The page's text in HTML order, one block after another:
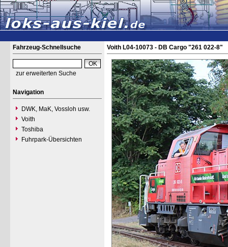
Fahrzeug-Schnellsuche
zur erweiterten Suche
Navigation
DWK, MaK, Vossloh usw.
Voith
Toshiba
Fuhrpark-Übersichten
Voith L04-10073 - DB Cargo "261 022-8"